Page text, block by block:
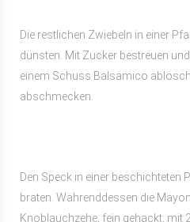
Die restlichen Zwiebeln in einer
dünsten. Mit Zucker bestreuen
einem Schuss Balsamico
abschmecken.
Den Speck in einer beschichteten
braten. Währenddessen die
Knoblauchzehe, fein gehackt, mit